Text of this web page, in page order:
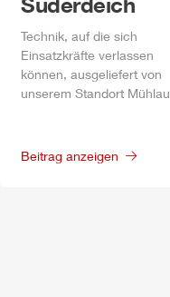
Technik, auf die sich
Einsatzkräfte verlassen
können, ausgeliefert von
unserem Standort Mühlau
Beitrag anzeigen